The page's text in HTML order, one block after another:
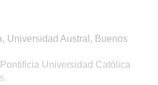
Universidad Austral, Buenos
Universidad Católica